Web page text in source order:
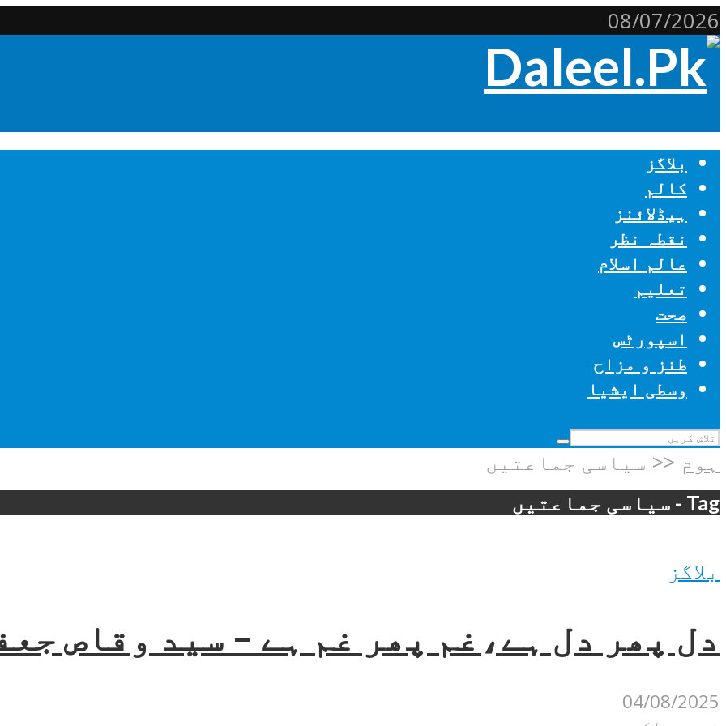
08/07/2026
بلاگز
کالم
ہیڈلائنز
نقطہ نظر
عالم اسلام
تعلیم
صحت
اسپورٹس
طنز و مزاح
وسطی ایشیا
ہوم << سیاسی جماعتیں
Tag - سیاسی جماعتیں
بلاگز
دل پھر دل ہے،غم پھر غم ہے – سید وقاص
04/08/2025